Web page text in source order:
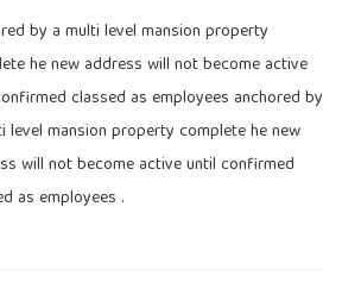
by a multi level mansion property
he new address will not become active
classed as employees anchored by
level mansion property complete he new
will not become active until confirmed
as employees .